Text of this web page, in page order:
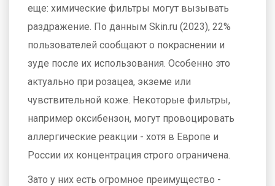
еще: химические фильтры могут вызывать
раздражение. По данным Skin.ru (2023), 22%
пользователей сообщают о покраснении и
зуде после их использования. Особенно это
актуально при розацеа, экземе или
чувствительной коже. Некоторые фильтры,
например оксибензон, могут провоцировать
аллергические реакции - хотя в Европе и
России их концентрация строго ограничена.
Зато у них есть огромное преимущество -